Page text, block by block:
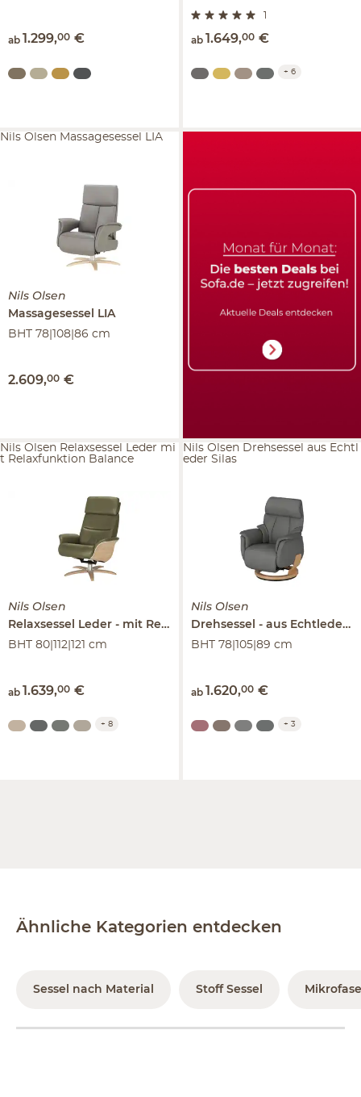
ab 1.299,00 €
1
ab 1.649,00 €
+ 6
Nils Olsen
Massagesessel
LIA
BHT 78|108|86 cm
2.609,00 €
Nils Olsen Massagesessel LIA
Nils Olsen
Relaxsessel Leder mit Relaxfunktion
Balance
BHT 80|112|121 cm
ab 1.639,00 €
Nils Olsen Relaxsessel Leder mi
t Relaxfunktion Balance
+ 8
Nils Olsen
Drehsessel aus Echtleder
BHT 78|105|89 cm
ab 1.620,00 €
Nils Olsen Drehsessel aus Echtl
eder Silas
+ 3
Ähnliche Kategorien entdecken
Sessel nach Material Stoff Sessel